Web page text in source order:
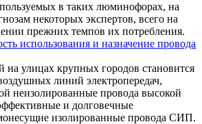
в таких люминофорах, на
некоторых экспертов, всего на
прежних темпов их потребления.
использования и назначение провода
на улицах крупных городов становится
линий электропередач,
неизолированные провода высокой
и долговечные
изолированные провода СИП.